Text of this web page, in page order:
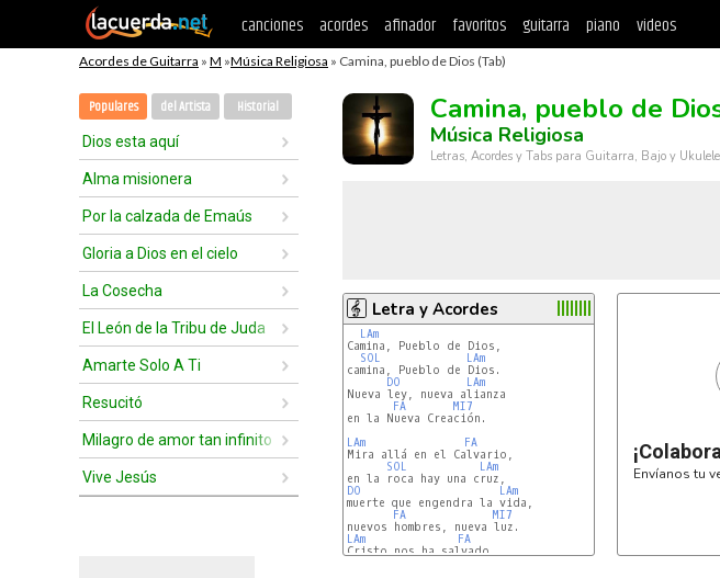
canciones acordes afinador favoritos guitarra piano videos
Acordes de Guitarra » M »Música Religiosa » Camina, pueblo de Dios (Tab)
Populares del Artista Historial
Dios esta aquí
Alma misionera
Por la calzada de Emaús
Gloria a Dios en el cielo
La Cosecha
El León de la Tribu de Juda
Amarte Solo A Ti
Resucitó
Milagro de amor tan infinito
Vive Jesús
Camina, pueblo de
Música Religiosa
Letras, Acordes y Tabs para Guitarra, Bajo y Ukulele
Letra y Acordes
LAm
Camina, Pueblo de Dios,
SOL
LAm
camina, Pueblo de Dios.
DO
LAm
Nueva ley, nueva alianza
FA
MI7
en la Nueva Creación.
LAm
FA
Mira allá en el Calvario,
SOL
LAm
DO
LAm
muerte que engendra la vida,
FA
MI7
LAm
FA
Cristo nos ha salvado
Envíanos tu